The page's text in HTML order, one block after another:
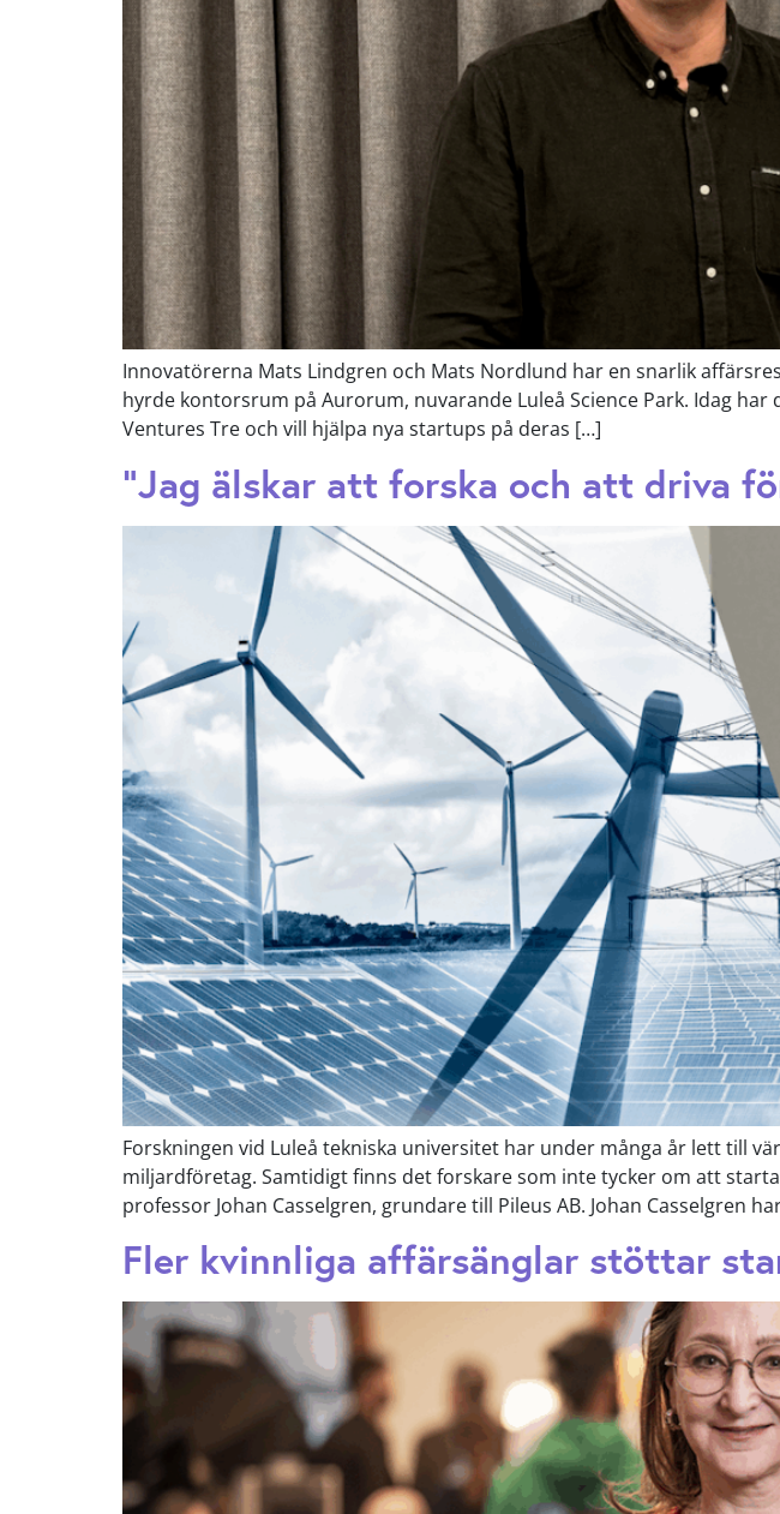
Innovatörerna Mats Lindgren och Mats Nordlund har en snarlik
hyrde kontorsrum på Aurorum, nuvarande Luleå Science Park. Idag
Ventures Tre och vill hjälpa nya startups på deras […]
”Jag älskar att forska och att driva
Forskningen vid Luleå tekniska universitet har under många år lett till
miljardföretag. Samtidigt finns det forskare som inte tycker om att
professor Johan Casselgren, grundare till Pileus AB. Johan Casselgren
Fler kvinnliga affärsänglar stöttar